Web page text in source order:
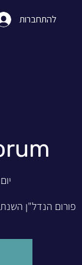
להתחברות
יום
פורום הנדל"ן